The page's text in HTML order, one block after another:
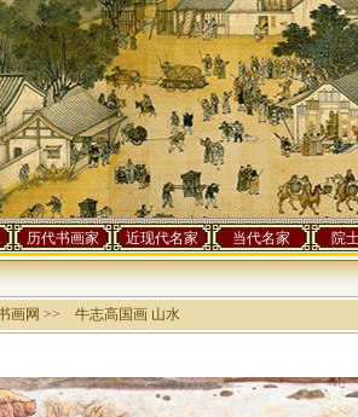
历代书画家 近现代名家 当代名家 院
画网 >> 牛志高国画 山水